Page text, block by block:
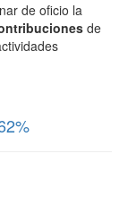
de oficio la
de